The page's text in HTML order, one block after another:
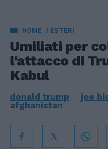
HOME ESTERI
Umiliati per
l'attacco di
Kabul
donald trump joe
afghanistan